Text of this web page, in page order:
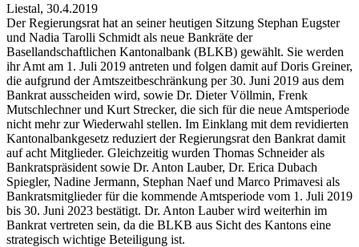
Liestal, 30.4.2019
Der Regierungsrat hat an seiner heutigen Sitzung Stephan Eugster
und Nadia Tarolli Schmidt als neue Bankräte der
Basellandschaftlichen Kantonalbank (BLKB) gewählt. Sie werden
ihr Amt am 1. Juli 2019 antreten und folgen damit auf Doris Greiner,
die aufgrund der Amtszeitbeschränkung per 30. Juni 2019 aus dem
Bankrat ausscheiden wird, sowie Dr. Dieter Völlmin, Frenk
Mutschlechner und Kurt Strecker, die sich für die neue Amtsperiode
nicht mehr zur Wiederwahl stellen. Im Einklang mit dem revidierten
Kantonalbankgesetz reduziert der Regierungsrat den Bankrat damit
auf acht Mitglieder. Gleichzeitig wurden Thomas Schneider als
Bankratspräsident sowie Dr. Anton Lauber, Dr. Erica Dubach
Spiegler, Nadine Jermann, Stephan Naef und Marco Primavesi als
Bankratsmitglieder für die kommende Amtsperiode vom 1. Juli 2019
bis 30. Juni 2023 bestätigt. Dr. Anton Lauber wird weiterhin im
Bankrat vertreten sein, da die BLKB aus Sicht des Kantons eine
strategisch wichtige Beteiligung ist.